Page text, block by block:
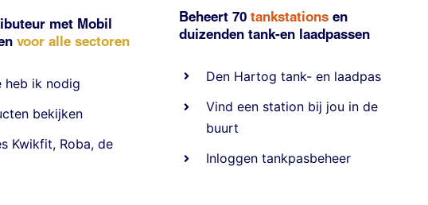
met Mobil
voor alle sectoren
heb ik nodig
bekijken
s Kwikfit, Roba, de
Beheert 70tankstationsen
duizendentank-en laadpassen
Den Hartog tank- en laadpas
Vind een station bij jou in de
buurt
Inloggen tankpasbeheer